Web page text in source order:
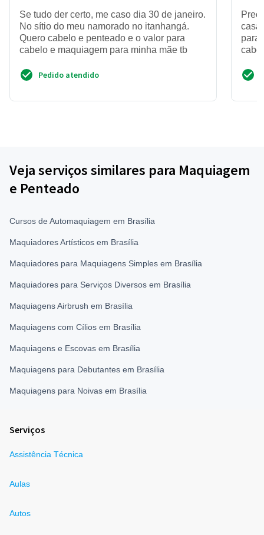
Se tudo der certo, me caso dia 30 de janeiro.
No sítio do meu namorado no itanhangá.
Quero cabelo e penteado e o valor para
cabelo e maquiagem para minha mãe tb
Pedido atendido
para
Veja serviços similares para Maquiagem
e Penteado
Cursos de Automaquiagem em Brasília
Maquiadores Artísticos em Brasília
Maquiadores para Maquiagens Simples em Brasília
Maquiadores para Serviços Diversos em Brasília
Maquiagens Airbrush em Brasília
Maquiagens com Cílios em Brasília
Maquiagens e Escovas em Brasília
Maquiagens para Debutantes em Brasília
Maquiagens para Noivas em Brasília
Serviços
Assistência Técnica
Aulas
Autos